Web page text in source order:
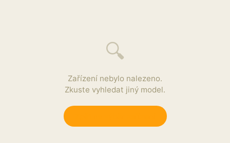
🔍
Zařízení nebylo nalezeno.
Zkuste vyhledat jiný model.